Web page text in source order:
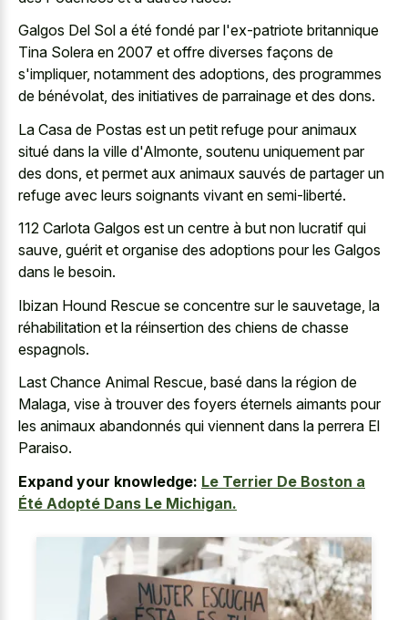
Galgos Del Sol a été fondé par l'ex-patriote britannique
Tina Solera en 2007 et offre diverses façons de
s'impliquer, notamment des adoptions, des programmes
de bénévolat, des initiatives de parrainage et des dons.
La Casa de Postas est un petit refuge pour animaux
situé dans la ville d'Almonte, soutenu uniquement par
des dons, et permet aux animaux sauvés de partager un
refuge avec leurs soignants vivant en semi-liberté.
112 Carlota Galgos est un centre à but non lucratif qui
sauve, guérit et organise des adoptions pour les Galgos
dans le besoin.
Ibizan Hound Rescue se concentre sur le sauvetage, la
réhabilitation et la réinsertion des chiens de chasse
espagnols.
Last Chance Animal Rescue, basé dans la région de
Malaga, vise à trouver des foyers éternels aimants pour
les animaux abandonnés qui viennent dans la perrera El
Paraiso.
Expand your knowledge: Le Terrier De Boston a
Été Adopté Dans Le Michigan.